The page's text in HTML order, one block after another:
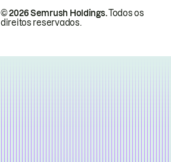
© 2026 Semrush Holdings.Todos os
direitos reservados.